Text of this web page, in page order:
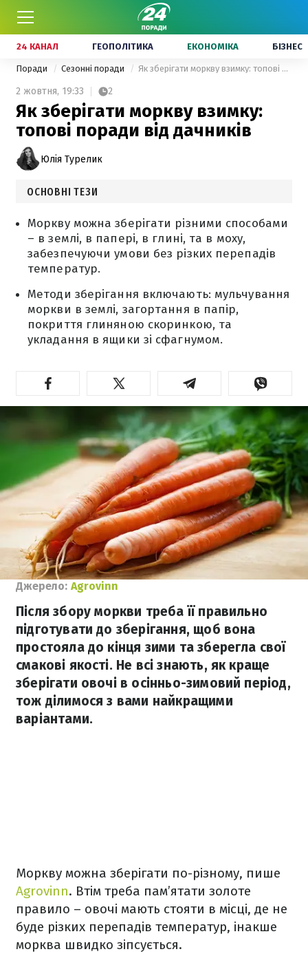
24 КАНАЛ ГЕОПОЛІТИКА ЕКОНОМІКА БІЗНЕС
Поради Сезонні поради Як зберігати моркву взимку: топові поради від дачників
2 жовтня, 19:33 2
Як зберігати моркву взимку:
топові поради від дачників
Юлія Турелик
ОСНОВНІ ТЕЗИ
Моркву можна зберігати різними способами
– в землі, в папері, в глині, та в моху,
забезпечуючи умови без різких перепадів
температур.
Методи зберігання включають: мульчування
моркви в землі, загортання в папір,
покриття глиняною скоринкою, та
укладання в ящики зі сфагнумом.
Джерело: Agrovinn
Після збору моркви треба її правильно
підготувати до зберігання, щоб вона
простояла до кінця зими та зберегла свої
смакові якості. Не всі знають, як краще
зберігати овочі в осінньо-зимовий період,
тож ділимося з вами найкращими
варіантами.
Моркву можна зберігати по-різному, пише
Agrovinn. Втім треба пам’ятати золоте
правило – овочі мають стояти в місці, де не
буде різких перепадів температур, інакше
морква швидко зіпсується.